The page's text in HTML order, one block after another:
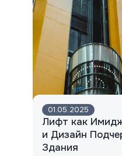
01.05.2025
Лифт как
и Дизайн
Здания